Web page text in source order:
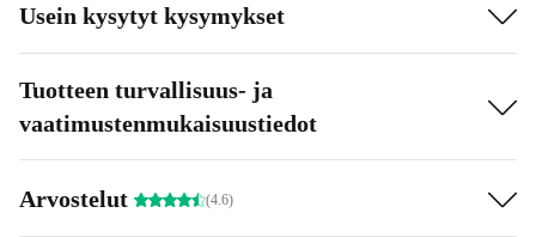
Usein kysytyt kysymykset
Tuotteen turvallisuus- ja
vaatimustenmukaisuustiedot
Arvostelut (4.6)